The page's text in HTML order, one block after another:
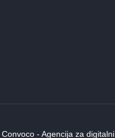
Convoco - Agencija za digitalni